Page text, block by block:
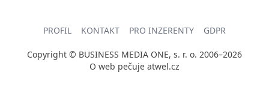
PROFIL KONTAKT PRO INZERENTY GDPR
Copyright © BUSINESS MEDIA ONE, s. r. o. 2006–2026